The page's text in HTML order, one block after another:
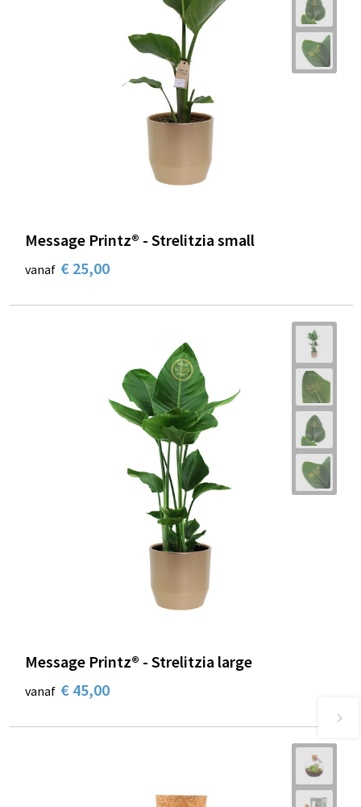
Message Printz® - Strelitzia small
vanaf € 25,00
Message Printz® - Strelitzia large
vanaf € 45,00